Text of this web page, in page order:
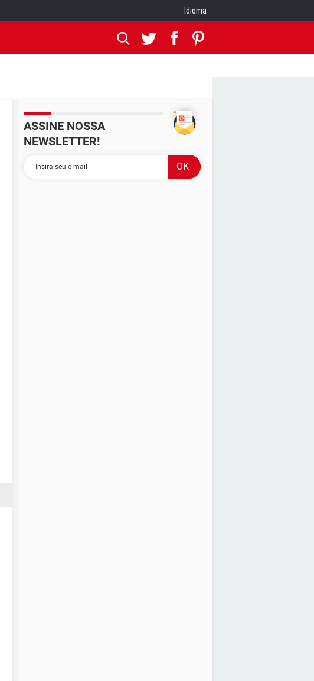
Idioma
ASSINE NOSSA
NEWSLETTER!